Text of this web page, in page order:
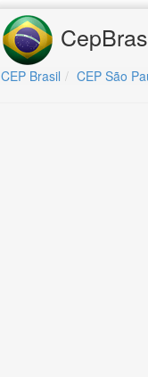
CEP Brasil CEP São